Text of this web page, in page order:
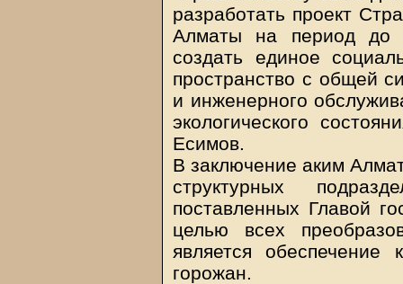
разработать проект
Алматы на период до
создать единое
пространство с общей
и инженерного
экологического
Есимов.
В заключение аким
структурных
поставленных Главой
целью всех
является обеспечение
горожан.